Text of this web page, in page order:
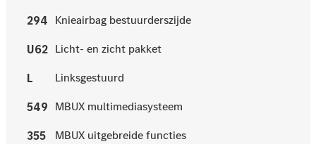
294 Knieairbag bestuurderszijde
U62 Licht- en zicht pakket
L Linksgestuurd
549 MBUX multimediasysteem
355 MBUX uitgebreide functies